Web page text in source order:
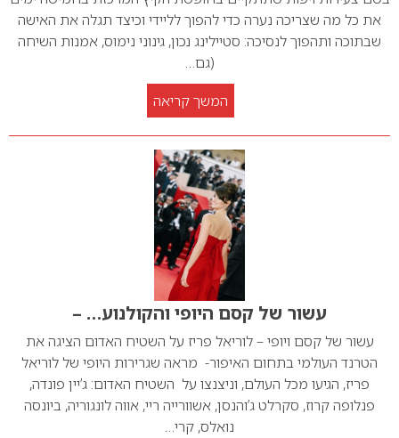
את כל מה שצריכה נערה כדי להפוך לליידי וכיצד תגלה את האישה
שבתוכה ותהפוך לנסיכה: סטיילינג נכון, גינוני נימוס, אמנות השיחה
(גם…
המשך קריאה
עשור של קסם היופי והקולנוע… –
עשור של קסם ויופי – לוריאל פריז על השטיח האדום הציגה את
הטרנד העולמי בתחום האיפור- מראה שגרירות היופי של לוריאל
פריז, הגיעו מכל העולם, וניצנצו על השטיח האדום: ג’יין פונדה,
פנלופה קרוז, סקרלט ג’והנסן, אשוורייה ריי, אווה לונגוריה, ביונסה
נואלס, קרי…